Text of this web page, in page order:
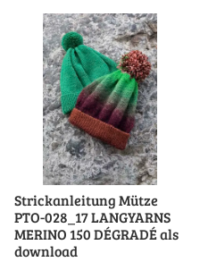
Strickanleitung Mütze
PTO-028_17 LANGYARNS
MERINO 150 DÉGRADÉ als
download